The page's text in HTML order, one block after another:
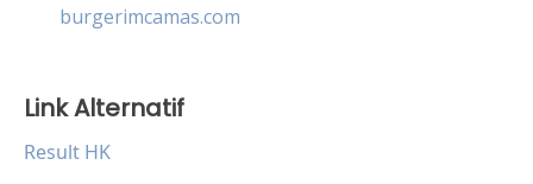
burgerimcamas.com
Link Alternatif
Result HK